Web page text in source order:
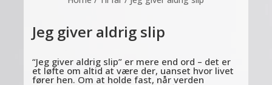
Jeg giver aldrig slip
“Jeg giver aldrig slip” er mere end ord – det er
et løfte om altid at være der, uanset hvor livet
fører hen. Om at holde fast, når verden